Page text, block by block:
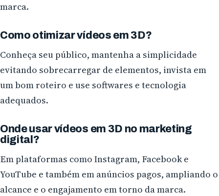
marca.
Como otimizar vídeos em 3D?
Conheça seu público, mantenha a simplicidade
evitando sobrecarregar de elementos, invista em
um bom roteiro e use softwares e tecnologia
adequados.
Onde usar vídeos em 3D no marketing
digital?
Em plataformas como Instagram, Facebook e
YouTube e também em anúncios pagos, ampliando o
alcance e o engajamento em torno da marca.